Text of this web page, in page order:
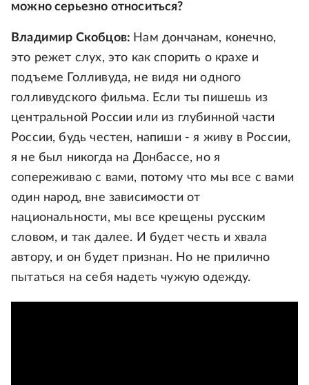
можно серьезно относиться?
Владимир Скобцов: Нам дончанам, конечно,
это режет слух, это как спорить о крахе и
подъеме Голливуда, не видя ни одного
голливудского фильма. Если ты пишешь из
центральной России или из глубинной части
России, будь честен, напиши - я живу в России,
я не был никогда на Донбассе, но я
сопереживаю с вами, потому что мы все с вами
один народ, вне зависимости от
национальности, мы все крещены русским
словом, и так далее. И будет честь и хвала
автору, и он будет признан. Но не прилично
пытаться на себя надеть чужую одежду.